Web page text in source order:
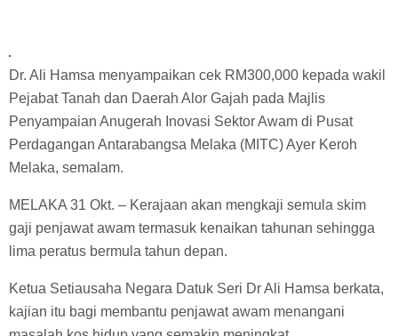
Dr. Ali Hamsa menyampaikan cek RM300,000 kepada wakil
Pejabat Tanah dan Daerah Alor Gajah pada Majlis
Penyampaian Anugerah Inovasi Sektor Awam di Pusat
Perdagangan Antarabangsa Melaka (MITC) Ayer Keroh
Melaka, semalam.
MELAKA 31 Okt. – Kerajaan akan mengkaji semula skim
gaji penjawat awam termasuk kenaikan tahunan sehingga
lima peratus bermula tahun depan.
Ketua Setiausaha Negara Datuk Seri Dr Ali Hamsa berkata,
kajian itu bagi membantu penjawat awam menangani